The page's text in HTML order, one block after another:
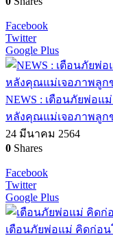
Facebook
Twitter
Google Plus
NEWS : เตือนภัยพ่อแ
หลังคุณแม่เจอภาพลูก
24 มีนาคม 2564
0 Shares
Facebook
Twitter
Google Plus
เตือนภัยพ่อแม่ คิดก่อ